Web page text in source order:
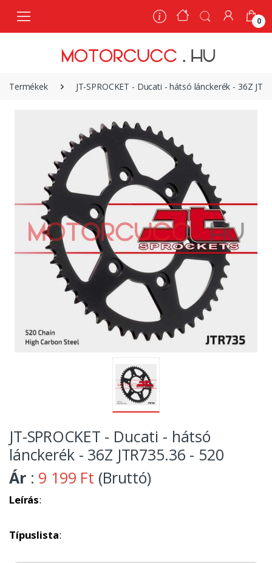
0
Termékek JT-SPROCKET - Ducati - hátsó lánckerék - 36Z
JT-SPROCKET - Ducati - hátsó
lánckerék - 36Z JTR735.36 - 520
Ár : 9 199 Ft (Bruttó)
Leírás:
Típuslista:
0